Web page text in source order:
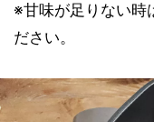
※甘味が足りない時
ださい。